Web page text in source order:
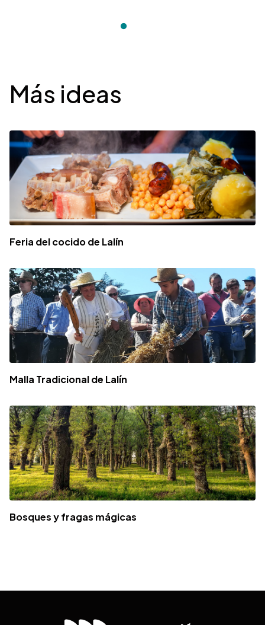
Desplegable
Más ideas
Feria del cocido de Lalín
Malla Tradicional de Lalín
Bosques y fragas mágicas